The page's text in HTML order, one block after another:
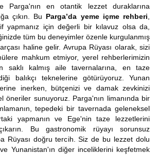
Parga'nın en otantik lezzet duraklarına
çıkın. Bu Parga’da yeme içme rehberi
yapmanız için değerli bir kılavuz olsa da,
tüm bu deneyimler özenle kurgulanmış
haline gelir. Avrupa Rüyası olarak, sizi
mahkum etmiyor, yerel rehberlerimizin
saklı kalmış aile tavernalarına, en taze
balıkçı teknelerine götürüyoruz. Yunan
inerken, bütçenizi ve damak zevkinizi
öneriler sunuyoruz. Parga'nın limanında bir
tepedeki bir tavernada geleneksel
yapmanın ve Ege'nin taze lezzetlerini
Bu gastronomik rüyayı sorunsuz
Rüyası doğru tercih. Siz de bu lezzet dolu
Yunanistan'ın diğer inceliklerini keşfetmek